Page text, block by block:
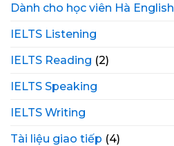
Dành cho học viên Hà English
IELTS Listening
IELTS Reading (2)
IELTS Speaking
IELTS Writing
Tài liệu giao tiếp (4)